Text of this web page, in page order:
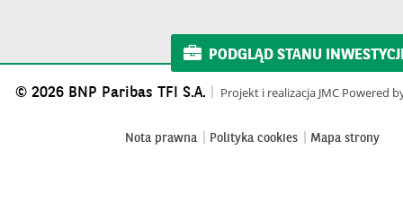
PODGLĄD STANU
© 2026 BNP Paribas TFI S.A.
Projekt i realizacja JMC Powered
Nota prawna Polityka cookies Mapa strony